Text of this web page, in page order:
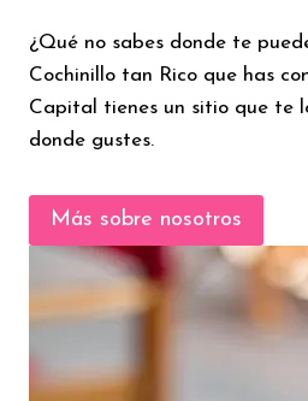
¿Qué no sabes donde te
Cochinillo tan Rico que has
Capital tienes un sitio que te
donde gustes.
Más sobre nosotros